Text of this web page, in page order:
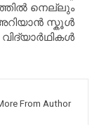
നെല്ലും
സ്കൂള്‍
വിദ്യാര്‍ഥികള്‍
From Author